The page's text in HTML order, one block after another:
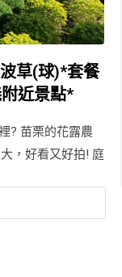
草(球)*套餐
近景點*
? 苗栗的花露農
，好看又好拍! 庭